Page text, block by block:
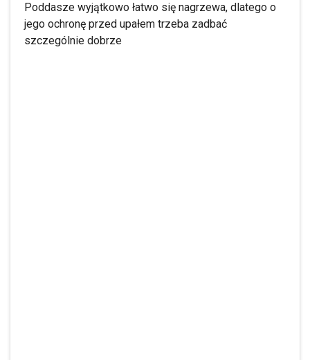
Poddasze wyjątkowo łatwo się nagrzewa, dlatego o
jego ochronę przed upałem trzeba zadbać
szczególnie dobrze